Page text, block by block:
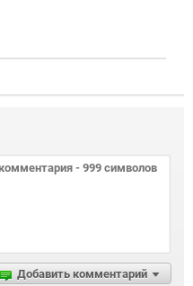
Добавить комментарий